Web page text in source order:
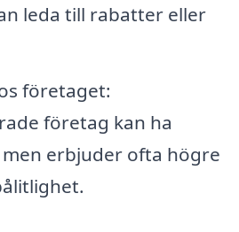
leda till rabatter eller
företaget:
företag kan ha
erbjuder ofta högre